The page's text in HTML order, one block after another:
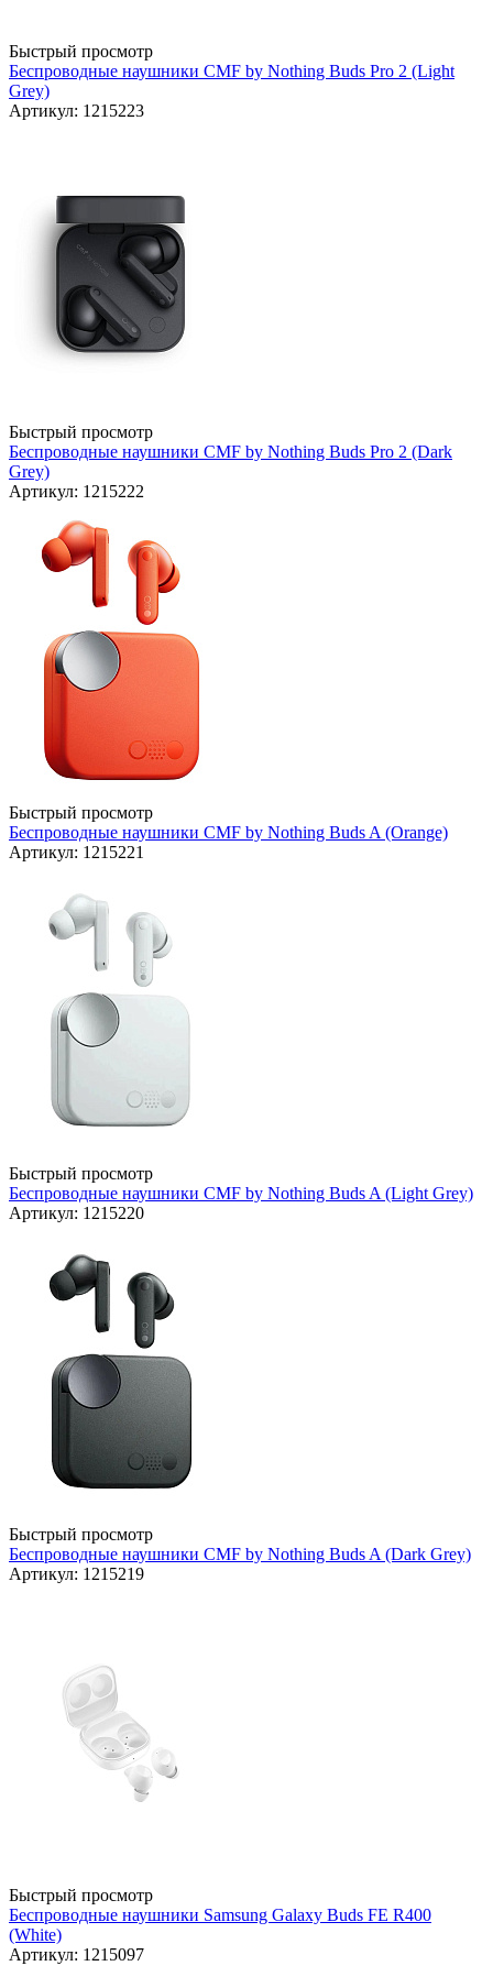
Быстрый просмотр
Беспроводные наушники CMF by Nothing Buds Pro 2 (Light
Grey)
Артикул: 1215223
Быстрый просмотр
Беспроводные наушники CMF by Nothing Buds Pro 2 (Dark
Grey)
Артикул: 1215222
Быстрый просмотр
Беспроводные наушники CMF by Nothing Buds A (Orange)
Артикул: 1215221
Быстрый просмотр
Беспроводные наушники CMF by Nothing Buds A (Light Grey)
Артикул: 1215220
Быстрый просмотр
Беспроводные наушники CMF by Nothing Buds A (Dark Grey)
Артикул: 1215219
Быстрый просмотр
Беспроводные наушники Samsung Galaxy Buds FE R400
(White)
Артикул: 1215097